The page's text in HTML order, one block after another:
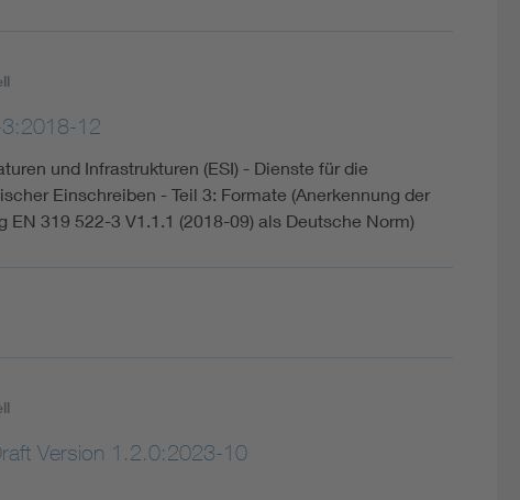
12
und Infrastrukturen (ESI) - Dienste für die
Einschreiben - Teil 3: Formate (Anerkennung der
EN 319 522-3 V1.1.1 (2018-09) als Deutsche Norm)
Version 1.2.0:2023-10